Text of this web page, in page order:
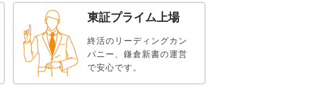
東証プライム上場
終活のリーディングカン
パニー、鎌倉新書の運営
で安心です。